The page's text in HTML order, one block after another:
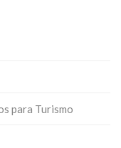
para Turismo